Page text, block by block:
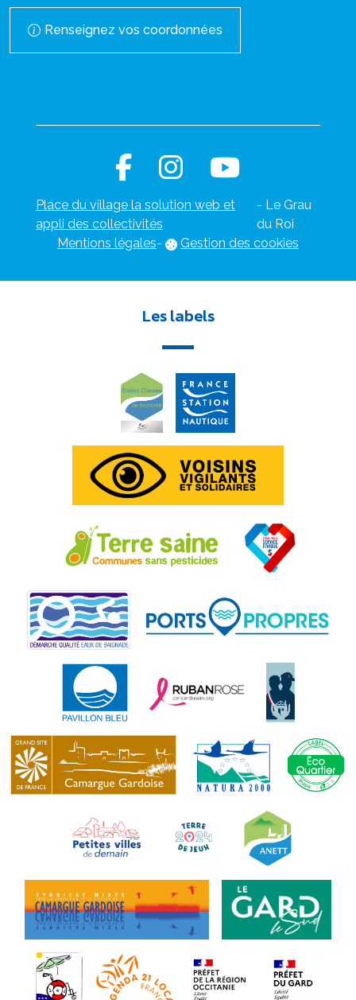
Renseignez vos coordonnées
Place du village la solution web et
appli des collectivités
- Le Grau
du Roi
Mentions légales- Gestion des cookies
Les labels